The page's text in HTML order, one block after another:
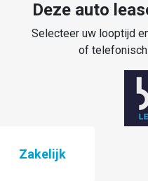
Deze auto
Selecteer uw looptijd
of
Zakelijk